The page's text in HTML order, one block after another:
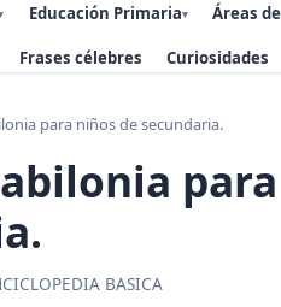
Educación Primaria▾ Áreas
Frases célebres Curiosidades
para niños de secundaria.
BASICA